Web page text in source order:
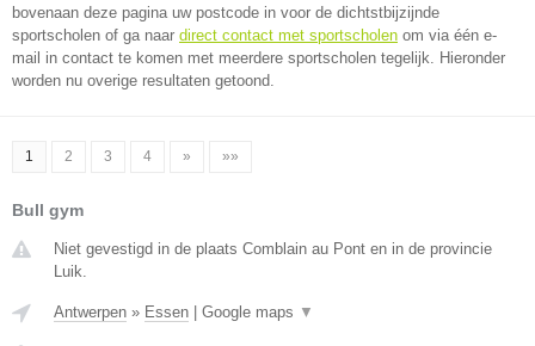
bovenaan deze pagina uw postcode in voor de dichtstbijzijnde
sportscholen of ga naar direct contact met sportscholen om via één e-
mail in contact te komen met meerdere sportscholen tegelijk. Hieronder
worden nu overige resultaten getoond.
1 2 3 4 » »»
Bull gym
Niet gevestigd in de plaats Comblain au Pont en in de provincie
Luik.
Antwerpen » Essen Google maps ▼